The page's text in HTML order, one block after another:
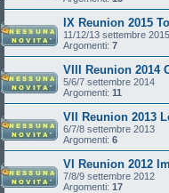
IX Reunion 2015
11/12/13 settembre 2015
Argomenti: 7
VIII Reunion 2014
5/6/7 settembre 2014
Argomenti: 11
VII Reunion 2013
6/7/8 settembre 2013
Argomenti: 6
VI Reunion 2012
7/8/9 settembre 2012
Argomenti: 17